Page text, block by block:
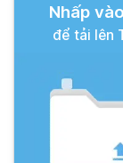
Nhấp
để tải lên